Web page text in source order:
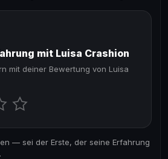
mit Luisa Crashion
mit deiner Bewertung von Luisa
— sei der Erste, der seine Erfahrung